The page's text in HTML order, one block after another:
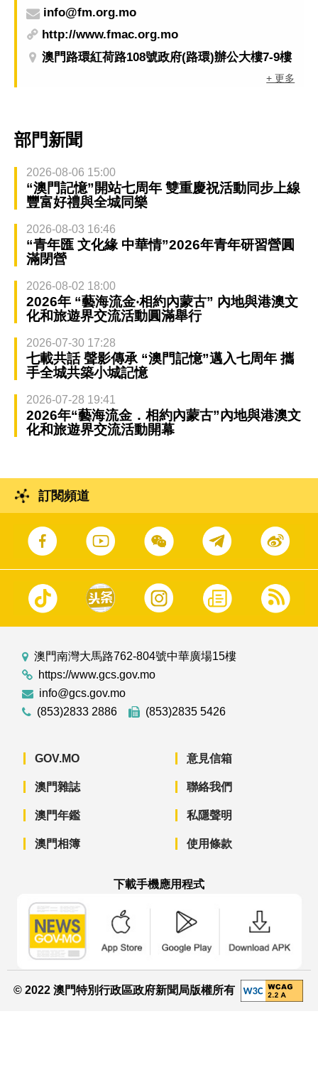
info@fm.org.mo
http://www.fmac.org.mo
澳門路環紅荷路108號政府(路環)辦公大樓7-9樓
+ 更多
部門新聞
2026-08-06 15:00
“澳門記憶”開站七周年 雙重慶祝活動同步上線
豐富好禮與全城同樂
2026-08-03 16:46
“青年匯 文化緣 中華情”2026年青年研習營圓
滿閉營
2026-08-02 18:00
2026年 “藝海流金‧相約內蒙古” 內地與港澳文
化和旅遊界交流活動圓滿舉行
2026-07-30 17:28
七載共話 聲影傳承 “澳門記憶”邁入七周年 攜
手全城共築小城記憶
2026-07-28 19:41
2026年“藝海流金．相約內蒙古”內地與港澳文
化和旅遊界交流活動開幕
訂閱頻道
澳門南灣大馬路762-804號中華廣場15樓
https://www.gcs.gov.mo
info@gcs.gov.mo
(853)2833 2886
(853)2835 5426
GOV.MO
澳門雜誌
澳門年鑑
澳門相簿
意見信箱
聯絡我們
私隱聲明
使用條款
下載手機應用程式
© 2022 澳門特別行政區政府新聞局版權所有